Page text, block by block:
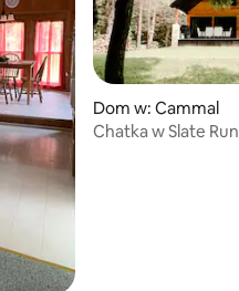
Dom w: Cammal
Chatka w Slate Run